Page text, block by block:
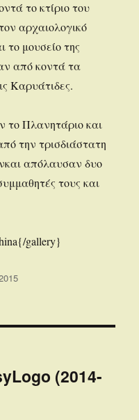
το κτίριο του
αρχαιολογικό
το μουσείο της
από κοντά τα
Καρυάτιδες.
το Πλανητάριο και
την τρισδιάστατη
απόλαυσαν δυο
τους και
gallery}
(2014-